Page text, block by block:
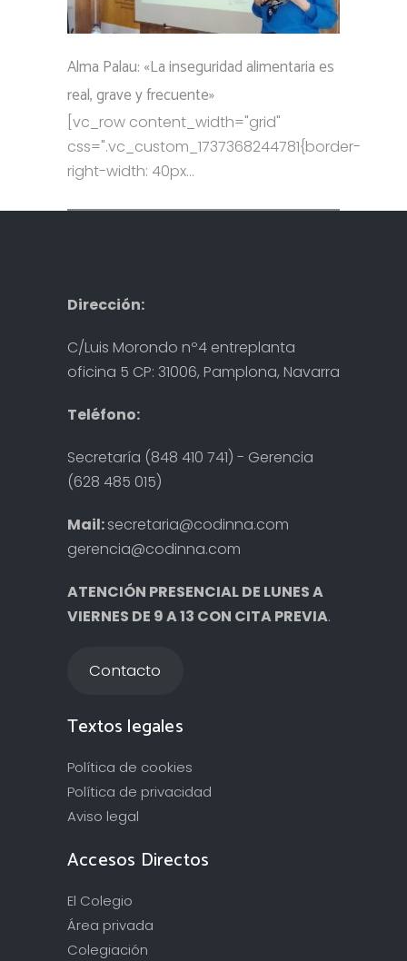
Alma Palau: «La inseguridad alimentaria es
real, grave y frecuente»
[vc_row content_width="grid"
css=".vc_custom_1737368244781{border-
right-width: 40px...
Dirección:
C/Luis Morondo nº4 entreplanta
oficina 5 CP: 31006, Pamplona, Navarra
Teléfono:
Secretaría (848 410 741) - Gerencia
(628 485 015)
Mail:secretaria@codinna.com
gerencia@codinna.com
ATENCIÓN PRESENCIAL DE LUNES A
VIERNES DE 9 A 13 CON CITA PREVIA.
Contacto
Textos legales
Política de cookies
Política de privacidad
Aviso legal
Accesos Directos
El Colegio
Área privada
Colegiación